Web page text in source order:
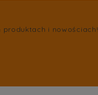
i nowościach!